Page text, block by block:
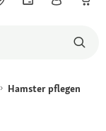
Hamster pflegen